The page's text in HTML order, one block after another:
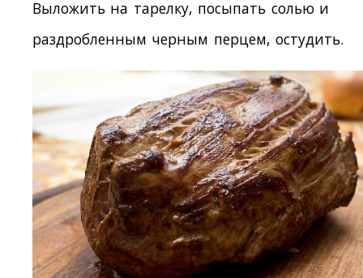
Выложить на тарелку, посыпать солью и
раздробленным черным перцем, остудить.